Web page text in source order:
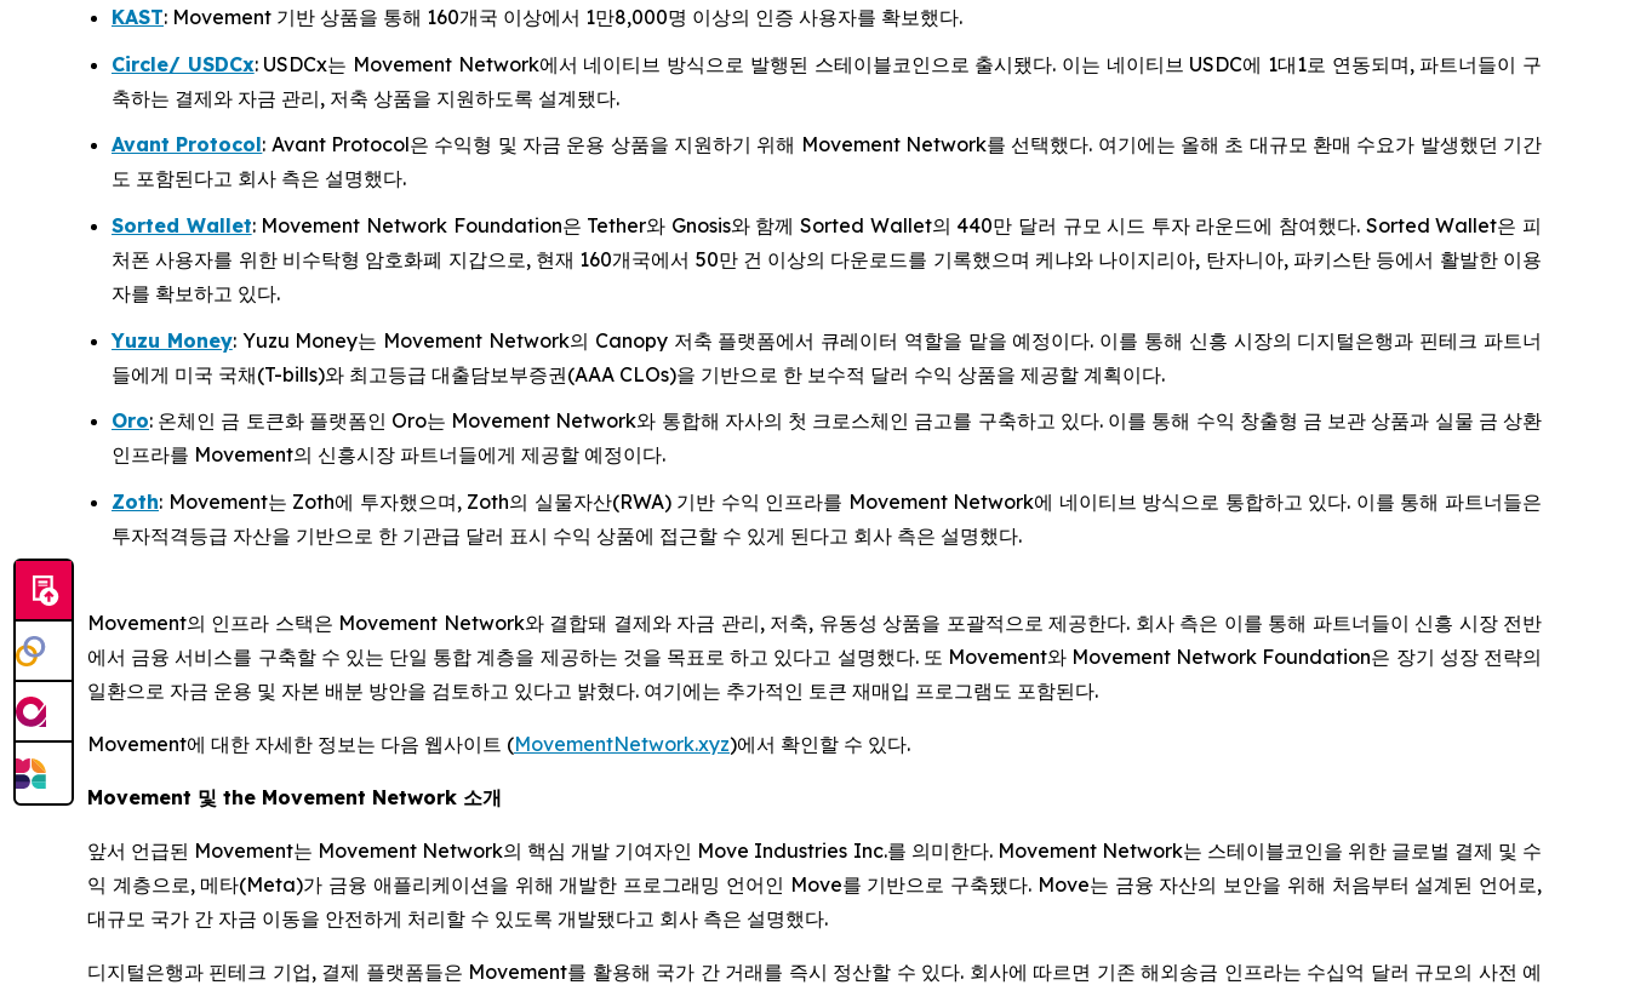
KAST: Movement 기반 상품을 통해 160개국 이상에서 1만8,000명 이상의 인증 사용자를 확보했다.
Circle/ USDCx: USDCx는 Movement Network에서 네이티브 방식으로 발행된 스테이블코인으로 출시됐다. 이는 네이티브 USDC에 1대1로 연동되며, 파트너들이 구
축하는 결제와 자금 관리, 저축 상품을 지원하도록 설계됐다.
Avant Protocol: Avant Protocol은 수익형 및 자금 운용 상품을 지원하기 위해 Movement Network를 선택했다. 여기에는 올해 초 대규모 환매 수요가 발생했던 기간
도 포함된다고 회사 측은 설명했다.
Sorted Wallet: Movement Network Foundation은 Tether와 Gnosis와 함께 Sorted Wallet의 440만 달러 규모 시드 투자 라운드에 참여했다. Sorted Wallet은 피
처폰 사용자를 위한 비수탁형 암호화폐 지갑으로, 현재 160개국에서 50만 건 이상의 다운로드를 기록했으며 케냐와 나이지리아, 탄자니아, 파키스탄 등에서 활발한 이용
자를 확보하고 있다.
Yuzu Money: Yuzu Money는 Movement Network의 Canopy 저축 플랫폼에서 큐레이터 역할을 맡을 예정이다. 이를 통해 신흥 시장의 디지털은행과 핀테크 파트너
들에게 미국 국채(T-bills)와 최고등급 대출담보부증권(AAA CLOs)을 기반으로 한 보수적 달러 수익 상품을 제공할 계획이다.
Oro: 온체인 금 토큰화 플랫폼인 Oro는 Movement Network와 통합해 자사의 첫 크로스체인 금고를 구축하고 있다. 이를 통해 수익 창출형 금 보관 상품과 실물 금 상환
인프라를 Movement의 신흥시장 파트너들에게 제공할 예정이다.
Zoth: Movement는 Zoth에 투자했으며, Zoth의 실물자산(RWA) 기반 수익 인프라를 Movement Network에 네이티브 방식으로 통합하고 있다. 이를 통해 파트너들은
투자적격등급 자산을 기반으로 한 기관급 달러 표시 수익 상품에 접근할 수 있게 된다고 회사 측은 설명했다.
Movement의 인프라 스택은 Movement Network와 결합돼 결제와 자금 관리, 저축, 유동성 상품을 포괄적으로 제공한다. 회사 측은 이를 통해 파트너들이 신흥 시장 전반
에서 금융 서비스를 구축할 수 있는 단일 통합 계층을 제공하는 것을 목표로 하고 있다고 설명했다. 또 Movement와 Movement Network Foundation은 장기 성장 전략의
일환으로 자금 운용 및 자본 배분 방안을 검토하고 있다고 밝혔다. 여기에는 추가적인 토큰 재매입 프로그램도 포함된다.
Movement에 대한 자세한 정보는 다음 웹사이트 (MovementNetwork.xyz)에서 확인할 수 있다.
Movement 및 the Movement Network 소개
앞서 언급된 Movement는 Movement Network의 핵심 개발 기여자인 Move Industries Inc.를 의미한다. Movement Network는 스테이블코인을 위한 글로벌 결제 및 수
익 계층으로, 메타(Meta)가 금융 애플리케이션을 위해 개발한 프로그래밍 언어인 Move를 기반으로 구축됐다. Move는 금융 자산의 보안을 위해 처음부터 설계된 언어로,
대규모 국가 간 자금 이동을 안전하게 처리할 수 있도록 개발됐다고 회사 측은 설명했다.
디지털은행과 핀테크 기업, 결제 플랫폼들은 Movement를 활용해 국가 간 거래를 즉시 정산할 수 있다. 회사에 따르면 기존 해외송금 인프라는 수십억 달러 규모의 사전 예